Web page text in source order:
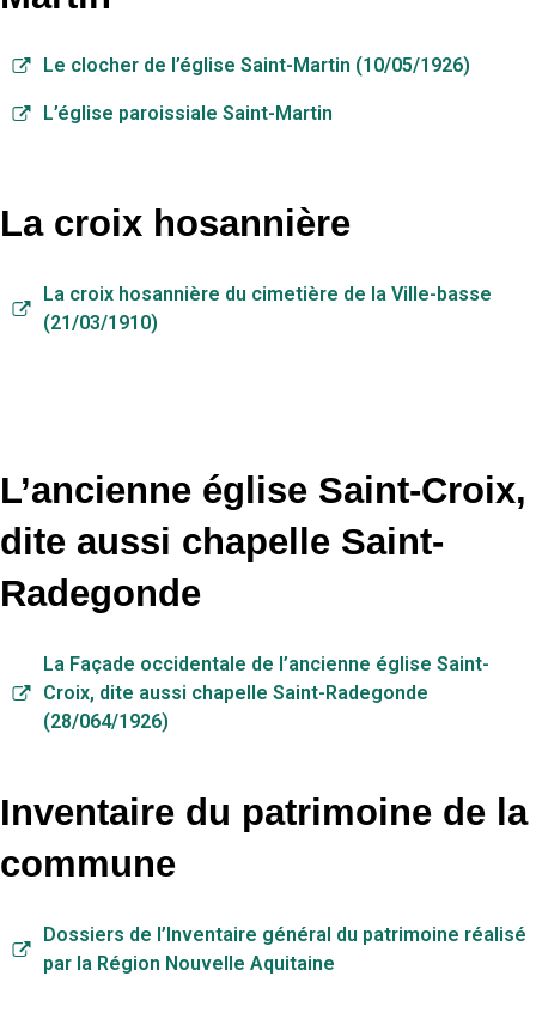
Le clocher de l’église Saint-Martin (10/05/1926)
L’église paroissiale Saint-Martin
La croix hosannière
La croix hosannière du cimetière de la Ville-basse
(21/03/1910)
L’ancienne église Saint-Croix,
dite aussi chapelle Saint-
Radegonde
La Façade occidentale de l’ancienne église Saint-
Croix, dite aussi chapelle Saint-Radegonde
(28/064/1926)
Inventaire du patrimoine de la
commune
Dossiers de l’Inventaire général du patrimoine réalisé
par la Région Nouvelle Aquitaine